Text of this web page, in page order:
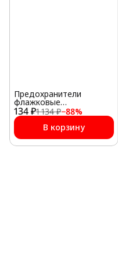
134 ₽1 134 ₽−88%
Предохранители
флажковые
(температуростойкий
пластик) № 4 (5 А) 100
В корзину